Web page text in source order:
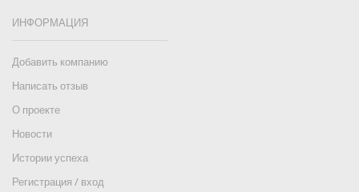
ИНФОРМАЦИЯ
Добавить компанию
Написать отзыв
О проекте
Новости
Истории успеха
Регистрация / вход